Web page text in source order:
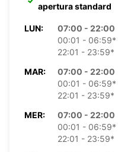
apertura standard
LUN:
07:00 - 22:00
00:01 - 06:59*
22:01 - 23:59*
MAR:
07:00 - 22:00
00:01 - 06:59*
22:01 - 23:59*
MER:
07:00 - 22:00
00:01 - 06:59*
22:01 - 23:59*